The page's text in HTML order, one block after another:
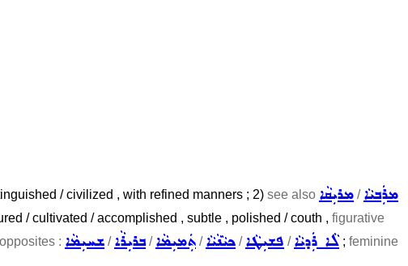
/ civilized , with refined manners ; 2) see also ܡܪܝܼܩܵܐ /ܡܪܲܒܝܵܐ
/ cultivated / accomplished , subtle , polished / couth , figurative
: ܫܚܝܼܡܵܐ /ܒܪܝܼܪܵܐ/ܬܲܡܝܼܡܵܐ /ܟܝܵܢܵܝܵܐ /ܦܫܝܼܛܵܐ /ܠܵܐ ܪܲܕܝܵܐ ; feminine